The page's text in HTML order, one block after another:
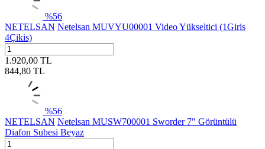
%56
NETELSAN Netelsan MUVYU00001 Video Yükseltici (1Giris
4Çikis)
1.920,00 TL
844,80 TL
%56
NETELSAN Netelsan MUSW700001 Sworder 7" Görüntülü
Diafon Subesi Beyaz